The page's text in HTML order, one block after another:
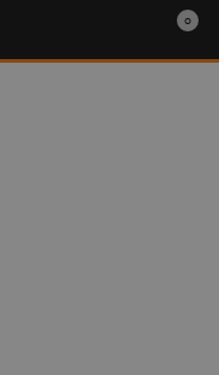
0